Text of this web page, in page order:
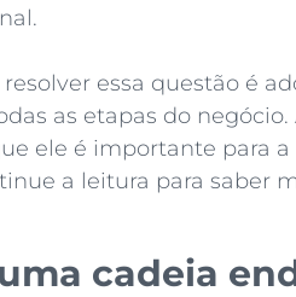
essa questão é
as etapas do
ele é importante para
a leitura para saber
cadeia